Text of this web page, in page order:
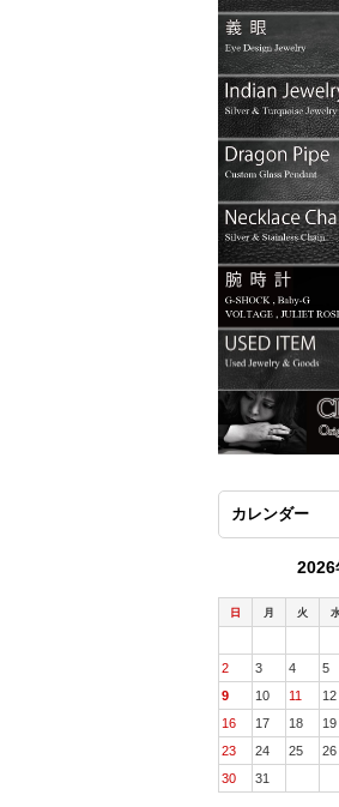
カレンダー
2026
日 月 火
2
3 4 5
9
10 11 12
16
17 18 19
23
24 25 26
30
31